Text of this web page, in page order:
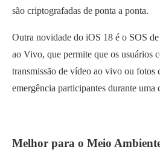
são criptografadas de ponta a ponta.
Outra novidade do iOS 18 é o SOS
ao Vivo, que permite que os usuários
transmissão de vídeo ao vivo ou fotos
emergência participantes durante uma
Melhor para o Meio